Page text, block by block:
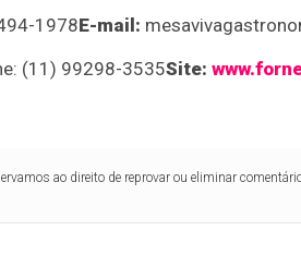
1978E-mail:
(11) 99298-3535Site:
ao direito de reprovar ou eliminar